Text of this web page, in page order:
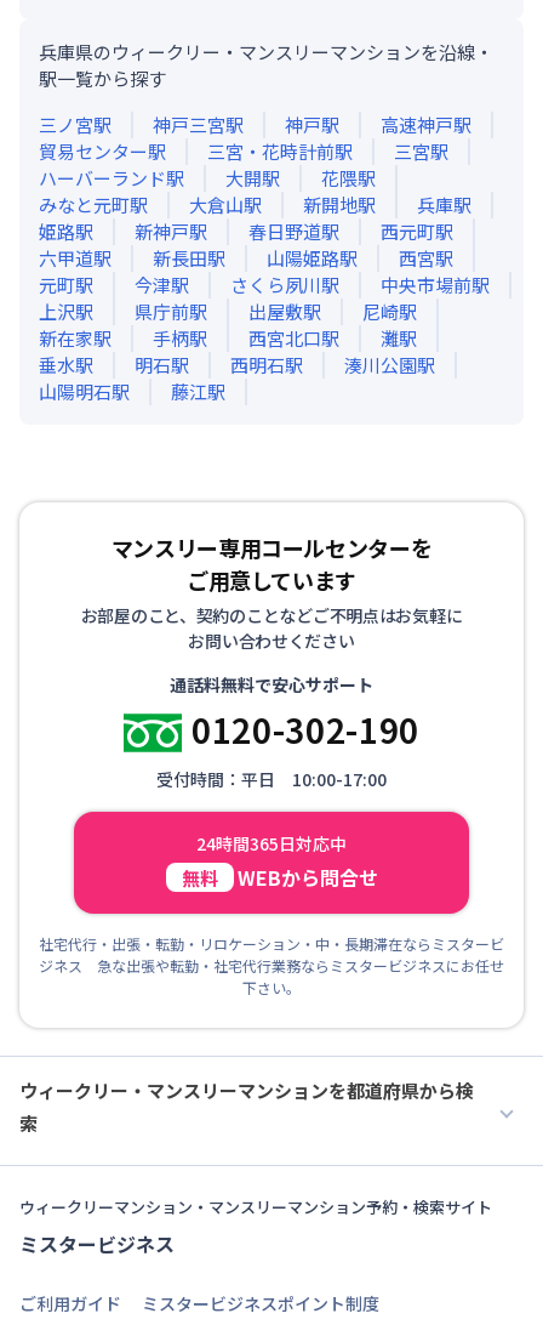
兵庫県のウィークリー・マンスリーマンションを沿線・
駅一覧から探す
三ノ宮駅 神戸三宮駅 神戸駅 高速神戸駅
貿易センター駅 三宮・花時計前駅 三宮駅
ハーバーランド駅 大開駅 花隈駅
みなと元町駅 大倉山駅 新開地駅 兵庫駅
姫路駅 新神戸駅 春日野道駅 西元町駅
六甲道駅 新長田駅 山陽姫路駅 西宮駅
元町駅 今津駅 さくら夙川駅 中央市場前駅
上沢駅 県庁前駅 出屋敷駅 尼崎駅
新在家駅 手柄駅 西宮北口駅 灘駅
垂水駅 明石駅 西明石駅 湊川公園駅
山陽明石駅 藤江駅
マンスリー専用コールセンターを
ご用意しています
お部屋のこと、契約のことなどご不明点はお気軽に
お問い合わせください
通話料無料で安心サポート
0120-302-190
受付時間：平日 10:00-17:00
24時間365日対応中
無料 WEBから問合せ
社宅代行・出張・転勤・リロケーション・中・長期滞在ならミスタービ
ジネス 急な出張や転勤・社宅代行業務ならミスタービジネスにお任せ
下さい。
ウィークリー・マンスリーマンションを都道府県から検
索
ウィークリーマンション・マンスリーマンション予約・検索サイト
ミスタービジネス
ご利用ガイド ミスタービジネスポイント制度